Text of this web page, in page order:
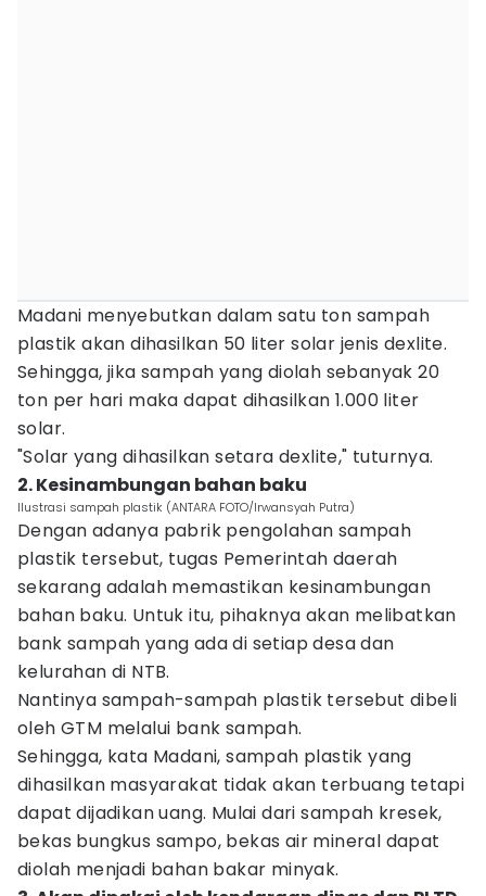
Madani menyebutkan dalam satu ton sampah
plastik akan dihasilkan 50 liter solar jenis dexlite.
Sehingga, jika sampah yang diolah sebanyak 20
ton per hari maka dapat dihasilkan 1.000 liter
solar.
"Solar yang dihasilkan setara dexlite," tuturnya.
2. Kesinambungan bahan baku
Ilustrasi sampah plastik (ANTARA FOTO/Irwansyah Putra)
Dengan adanya pabrik pengolahan sampah
plastik tersebut, tugas Pemerintah daerah
sekarang adalah memastikan kesinambungan
bahan baku. Untuk itu, pihaknya akan melibatkan
bank sampah yang ada di setiap desa dan
kelurahan di NTB.
Nantinya sampah-sampah plastik tersebut dibeli
oleh GTM melalui bank sampah.
Sehingga, kata Madani, sampah plastik yang
dihasilkan masyarakat tidak akan terbuang tetapi
dapat dijadikan uang. Mulai dari sampah kresek,
bekas bungkus sampo, bekas air mineral dapat
diolah menjadi bahan bakar minyak.